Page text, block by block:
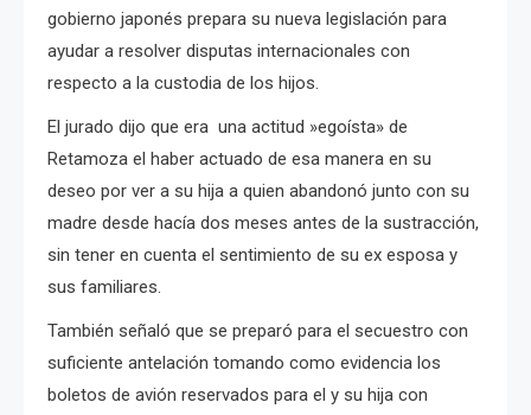
gobierno japonés prepara su nueva legislación para
ayudar a resolver disputas internacionales con
respecto a la custodia de los hijos.
El jurado dijo que era una actitud »egoísta» de
Retamoza el haber actuado de esa manera en su
deseo por ver a su hija a quien abandonó junto con su
madre desde hacía dos meses antes de la sustracción,
sin tener en cuenta el sentimiento de su ex esposa y
sus familiares.
También señaló que se preparó para el secuestro con
suficiente antelación tomando como evidencia los
boletos de avión reservados para el y su hija con